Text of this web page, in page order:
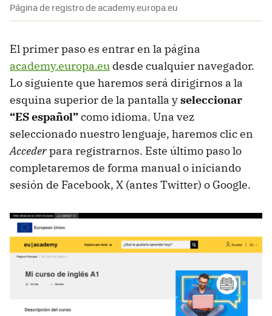
Página de registro de academy.europa.eu
El primer paso es entrar en la página
academy.europa.eu desde cualquier navegador.
Lo siguiente que haremos será dirigirnos a la
esquina superior de la pantalla yseleccionar
“ES español”como idioma. Una vez
seleccionado nuestro lenguaje, haremos clic en
Accederpara registrarnos. Este último paso lo
completaremos de forma manual o iniciando
sesión de Facebook, X (antes Twitter) o Google.